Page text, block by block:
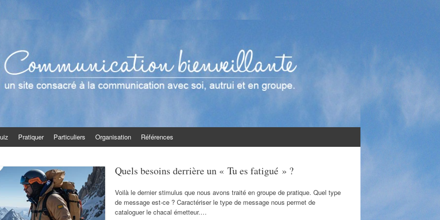
groupe
Pratiquer Particuliers Organisation Références
Quels besoins derrière un « Tu es fatigué » ?
Voilà le dernier stimulus que nous avons traité en groupe de pratique. Quel type
de message est-ce ? Caractériser le type de message nous permet de
cataloguer le chacal émetteur.…